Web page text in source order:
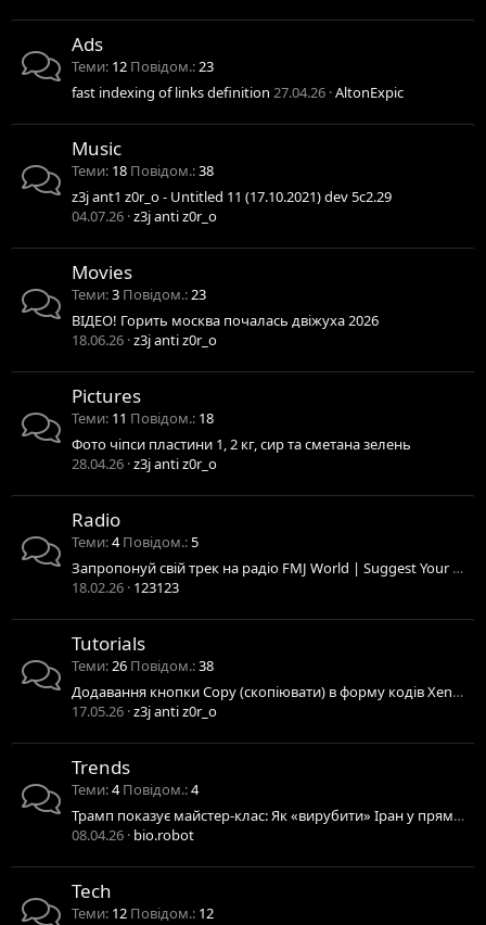
Ads
Теми 12 Повідом. 23
fast indexing of links definition 27.04.26 AltonExpic
Music
Теми 18 Повідом. 38
z3j ant1 z0r_o - Untitled 11 (17.10.2021) dev 5c2.29
04.07.26 z3j anti z0r_o
Movies
Теми 3 Повідом. 23
ВІДЕО! Горить москва почалась двіжуха 2026
18.06.26 z3j anti z0r_o
Pictures
Теми 11 Повідом. 18
Фото чіпси пластини 1, 2 кг, сир та сметана зелень
28.04.26 z3j anti z0r_o
Radio
Теми 4 Повідом. 5
Запропонуй свій трек на радіо FMJ World | Suggest Your Track for FMJ World Radio
18.02.26 123123
Tutorials
Теми 26 Повідом. 38
Додавання кнопки Copy (скопіювати) в форму кодів XenForo / Add Copy Code Button to XenForo Blocks
17.05.26 z3j anti z0r_o
Trends
Теми 4 Повідом. 4
Трамп показує майстер-клас: Як «вирубити» Іран у прямому ефірі, відео
08.04.26 bio.robot
Tech
Теми 12 Повідом. 12